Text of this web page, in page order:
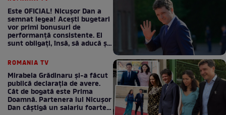
Este OFICIAL! Nicușor Dan a
semnat legea! Acești bugetari
vor primi bonusuri de
performanță consistente. Ei
sunt obligați, însă, să aducă și
ROMANIA TV
Mirabela Grădinaru și-a făcut
publică declarația de avere.
Cât de bogată este Prima
Doamnă. Partenera lui Nicușor
Dan câștigă un salariu foarte